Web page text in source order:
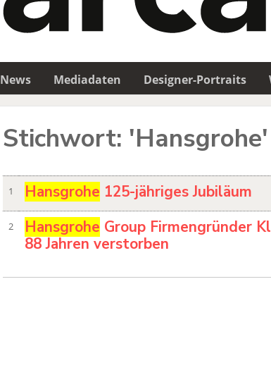
News Mediadaten Designer-Portraits
Stichwort: 'Hansgrohe'
1 Hansgrohe 125-jähriges Jubiläum
2 Hansgrohe Group Firmengründer
88 Jahren verstorben